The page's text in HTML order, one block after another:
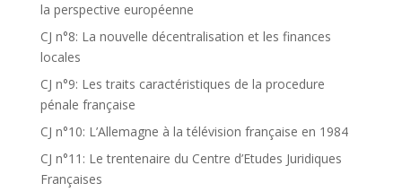
la perspective européenne
CJ n°8: La nouvelle décentralisation et les finances
locales
CJ n°9: Les traits caractéristiques de la procedure
pénale française
CJ n°10: L’Allemagne à la télévision française en 1984
CJ n°11: Le trentenaire du Centre d’Etudes Juridiques
Françaises